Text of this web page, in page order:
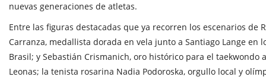
nuevas generaciones de atletas.
Entre las figuras destacadas que ya recorren los escenarios de
Carranza, medallista dorada en vela junto a Santiago Lange en
Brasil; y Sebastián Crismanich, oro histórico para el taekwondo
Leonas; la tenista rosarina Nadia Podoroska, orgullo local y